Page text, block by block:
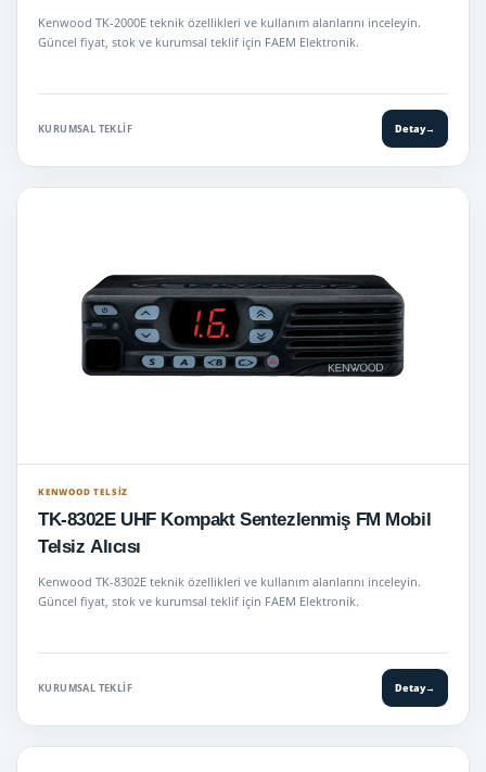
Kenwood TK-2000E teknik özellikleri ve kullanım alanlarını inceleyin.
Güncel fiyat, stok ve kurumsal teklif için FAEM Elektronik.
KURUMSAL TEKLIF Detay→
KENWOOD TELSIZ
TK-8302E UHF Kompakt Sentezlenmiş FM Mobil
Telsiz Alıcısı
Kenwood TK-8302E teknik özellikleri ve kullanım alanlarını inceleyin.
Güncel fiyat, stok ve kurumsal teklif için FAEM Elektronik.
KURUMSAL TEKLIF Detay→